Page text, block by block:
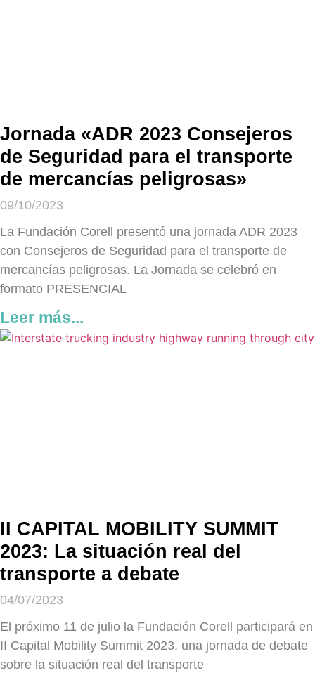
Jornada «ADR 2023 Consejeros
de Seguridad para el transporte
de mercancías peligrosas»
09/10/2023
La Fundación Corell presentó una jornada ADR 2023
con Consejeros de Seguridad para el transporte de
mercancías peligrosas. La Jornada se celebró en
formato PRESENCIAL
Leer más...
II CAPITAL MOBILITY SUMMIT
2023: La situación real del
transporte a debate
04/07/2023
El próximo 11 de julio la Fundación Corell participará en
II Capital Mobility Summit 2023, una jornada de debate
sobre la situación real del transporte